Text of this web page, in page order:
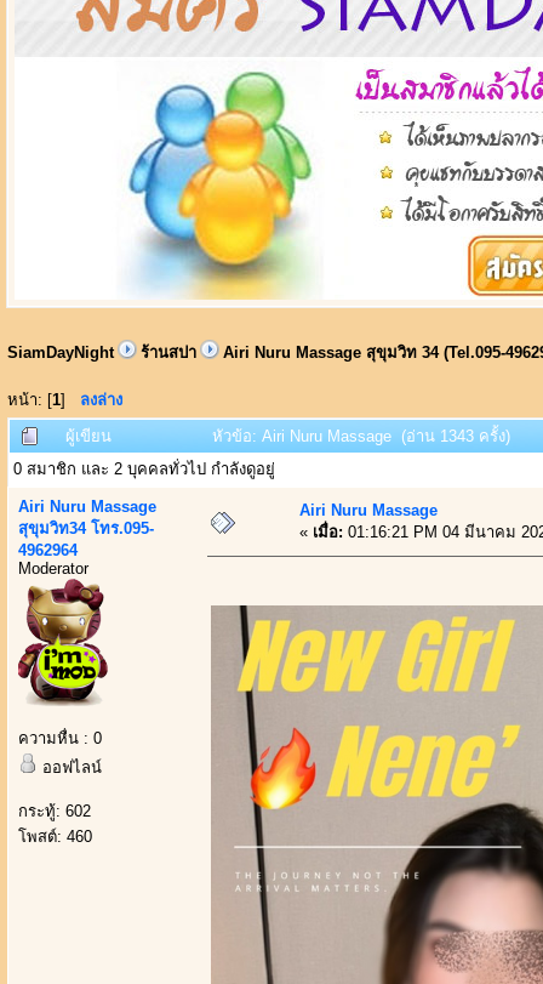
SiamDayNight ร้านสปา Airi Nuru Massage สุขุมวิท 34 (Tel.095-
หน้า: [1] ลงล่าง
ผู้เขียน
หัวข้อ: Airi Nuru Massage (อ่าน 1343 ครั้ง)
0 สมาชิก และ 2 บุคคลทั่วไป กำลังดูอยู่
Airi Nuru Massage
สุขุมวิท34 โทร.095-
4962964
Moderator
ความหื่น : 0
ออฟไลน์
กระทู้: 602
โพสต์: 460
Airi Nuru Massage
« เมื่อ: 01:16:21 PM 04 มีนาคม